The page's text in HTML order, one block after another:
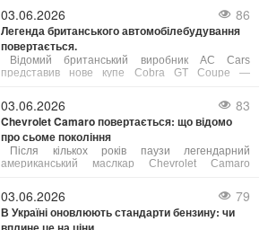
автомобілі, а також автобуси, маршрутні таксі та
таксі.
03.06.2026 86
Легенда британського автомобілебудування
повертається.
Відомий британський виробник AC Cars
представив нове купе Cobra GT Coupe —
03.06.2026 83
Chevrolet Camaro повертається: що відомо
про сьоме покоління
Після кількох років паузи легендарний
американський маслкар Chevrolet Camaro
бренду. За даними джерел, близьких до General
Motors, компанія активно розробляє сьоме
покоління культового спорткара.
03.06.2026 79
В Україні оновлюють стандарти бензину: чи